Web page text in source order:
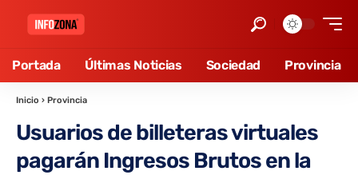
Portada Últimas Noticias Sociedad Provincia
Inicio › Provincia
Usuarios de billeteras virtuales
pagarán Ingresos Brutos en la